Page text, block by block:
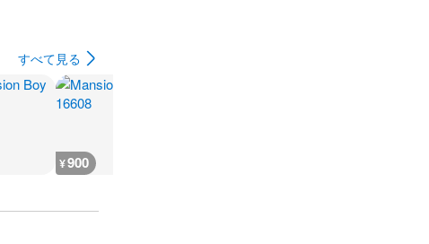
すべて見る
¥900